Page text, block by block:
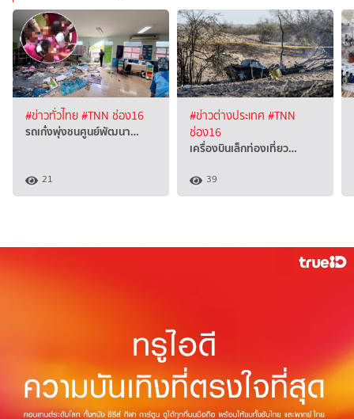
#ข่าวทั่วไทย#TNN ช่อง16
รถเก๋งพุ่งชนศูนย์พัฒนา…
21
#ข่าวต่างประเทศ #TNN
ช่อง16
เครื่องบินเล็กท่องเที่ยว…
39